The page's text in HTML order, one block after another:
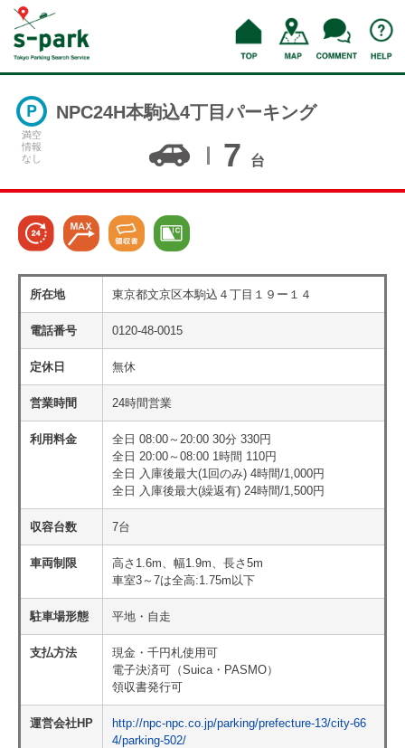
満空
情報
なし
NPC24H本駒込4丁目パーキング
7 台
所在地 東京都文京区本駒込４丁目１９ー１４
電話番号 0120-48-0015
定休日 無休
営業時間 24時間営業
利用料金
全日 08:00～20:00 30分 330円
全日 20:00～08:00 1時間 110円
全日 入庫後最大(1回のみ) 4時間/1,000円
全日 入庫後最大(繰返有) 24時間/1,500円
収容台数 7台
車両制限
高さ1.6m、幅1.9m、長さ5m
車室3～7は全高:1.75m以下
駐車場形態 平地・自走
支払方法
現金・千円札使用可
電子決済可（Suica・PASMO）
領収書発行可
運営会社HP
http://npc-npc.co.jp/parking/prefecture-13/city-66
4/parking-502/